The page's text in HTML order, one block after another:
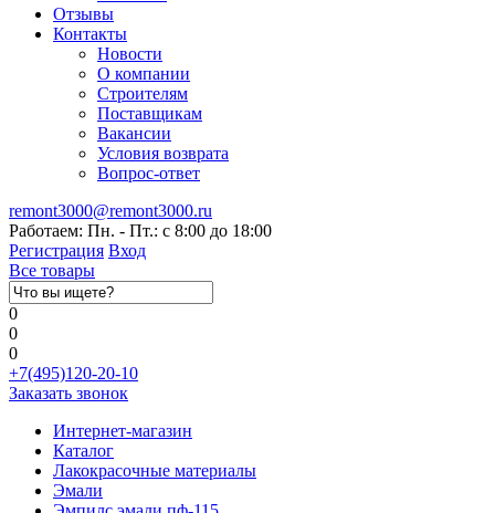
Отзывы
Контакты
Новости
О компании
Строителям
Поставщикам
Вакансии
Условия возврата
Вопрос-ответ
remont3000@remont3000.ru
Работаем: Пн. - Пт.: с 8:00 до 18:00
Регистрация Вход
Все товары
0
0
0
+7(495)120-20-10
Заказать звонок
Интернет-магазин
Каталог
Лакокрасочные материалы
Эмали